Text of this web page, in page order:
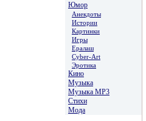
Юмор
Анекдоты
Истории
Картинки
Игры
Ералаш
Cyber-Art
Эротика
Кино
Музыка
Музыка MP3
Стихи
Мода